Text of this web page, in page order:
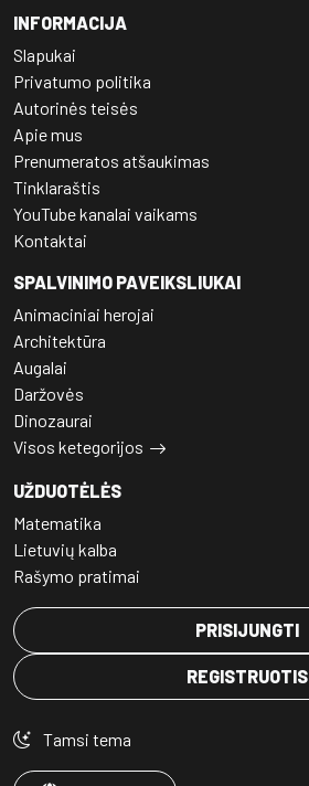
INFORMACIJA
Slapukai
Privatumo politika
Autorinės teisės
Apie mus
Prenumeratos atšaukimas
Tinklaraštis
YouTube kanalai vaikams
Kontaktai
SPALVINIMO PAVEIKSLIUKAI
Animaciniai herojai
Architektūra
Augalai
Daržovės
Dinozaurai
Visos ketegorijos
UŽDUOTĖLĖS
Matematika
Lietuvių kalba
Rašymo pratimai
PRISIJUNGTI
REGISTRUOTIS
Tamsi tema